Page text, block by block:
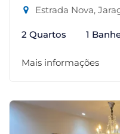
Estrada Nova,
2 Quartos 1
Mais informações